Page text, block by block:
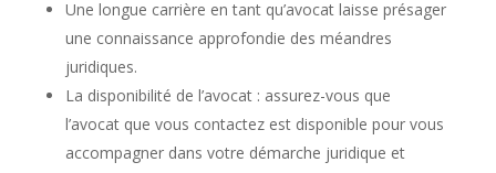
Une longue carrière en tant qu’avocat laisse présager
une connaissance approfondie des méandres
juridiques.
La disponibilité de l’avocat : assurez-vous que
l’avocat que vous contactez est disponible pour vous
accompagner dans votre démarche juridique et